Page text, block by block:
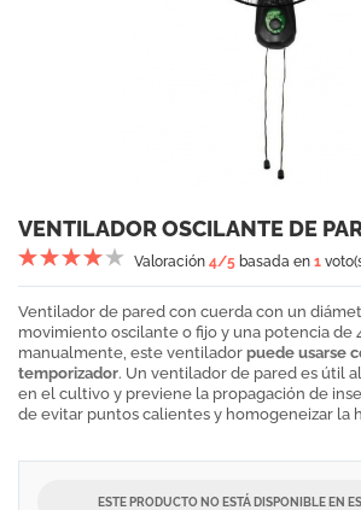
VENTILADOR OSCILANTE DE
Valoración 4/5 basada en 1
Ventilador de pared con cuerda con un
movimiento oscilante o fijo y una potencia de
manualmente, este ventilador puede usarse
temporizador. Un ventilador de pared es útil
en el cultivo y previene la propagación de
de evitar puntos calientes y homogeneizar la
ESTE PRODUCTO NO ESTÁ DISPONIBLE EN